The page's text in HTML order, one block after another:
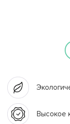
Высокое